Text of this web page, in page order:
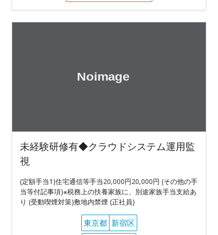
未経験研修有◆クラウドシステム運用監
視
(定額手当1)住宅通信等手当20,000円20,000円 (その他の手
当等付記事項)※税務上の扶養家族に、別途家族手当支給あ
り (受動喫煙対策)敷地内禁煙 (正社員)
東京都 新宿区